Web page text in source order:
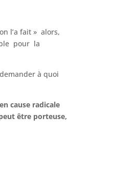
l’a fait » alors,
pour la
à quoi
cause radicale
être porteuse,